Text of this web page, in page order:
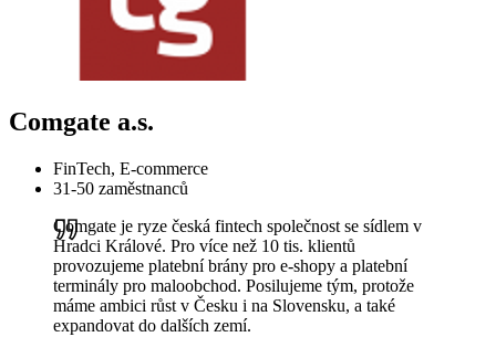
Comgate a.s.
FinTech, E-commerce
31-50 zaměstnanců
Comgate je ryze česká fintech společnost se sídlem v
Hradci Králové. Pro více než 10 tis. klientů
provozujeme platební brány pro e-shopy a platební
terminály pro maloobchod. Posilujeme tým, protože
máme ambici růst v Česku i na Slovensku, a také
expandovat do dalších zemí.